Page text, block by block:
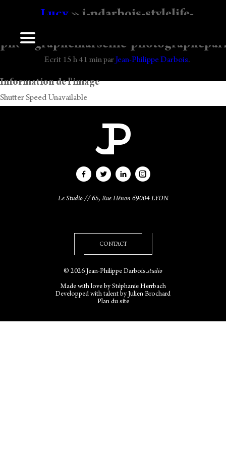
Lucy» j-pdarbois-stylelife-
photographemarseille-
Ecrit 15 h 41 minpar Jean-Philippe Darbois.
Laisser un commentaire
Information de l'image
Shutter Speed Unavailable
Le Studio // 65, Rue Hénon 69004 LYON
CONTACT
© 2026 Jean-Philippe Darbois.studio
Made with love byStéphanie Herrbach
Developped with talent by Julien Brochard
Plan du site